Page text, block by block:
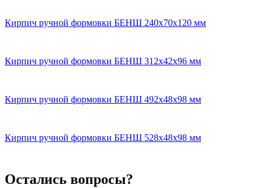
Кирпич ручной формовки БЕНШ 240x70x120 мм
Кирпич ручной формовки БЕНШ 312х42х96 мм
Кирпич ручной формовки БЕНШ 492x48x98 мм
Кирпич ручной формовки БЕНШ 528x48x98 мм
Остались вопросы?